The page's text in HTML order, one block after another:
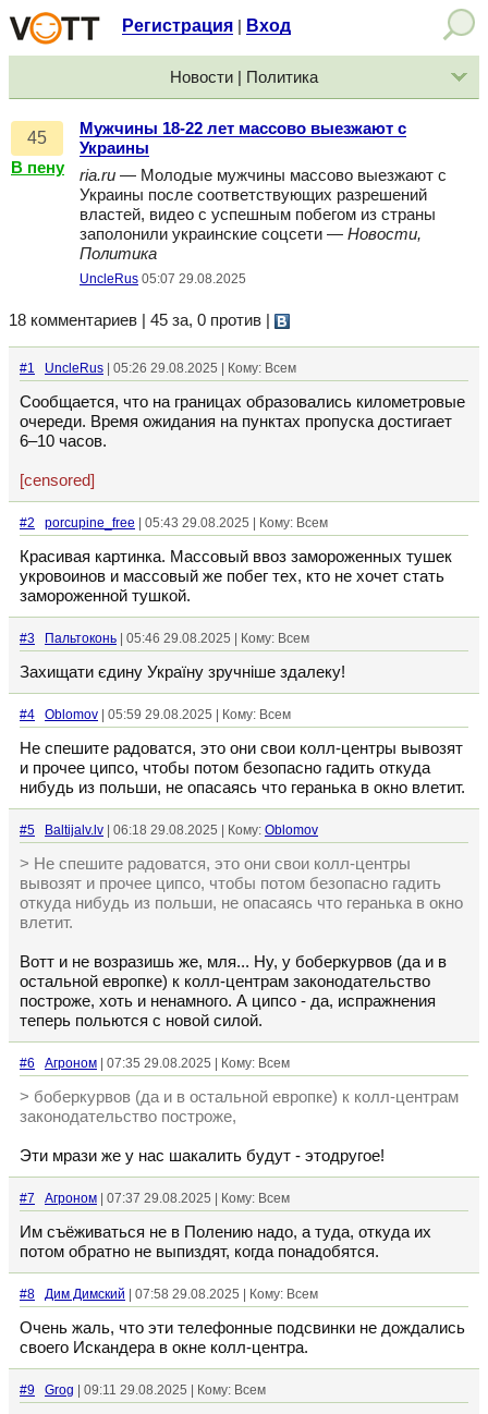
Регистрация Вход
Новости | Политика
45
В пену
Мужчины 18-22 лет массово выезжают с
Украины
ria.ru — Молодые мужчины массово выезжают с
Украины после соответствующих разрешений
властей, видео с успешным побегом из страны
заполонили украинские соцсети — Новости,
Политика
UncleRus 05:07 29.08.2025
18 комментариев | 45 за, 0 против
#1 UncleRus | 05:26 29.08.2025 | Кому: Всем
Сообщается, что на границах образовались километровые
очереди. Время ожидания на пунктах пропуска достигает
6–10 часов.
[censored]
#2 porcupine_free | 05:43 29.08.2025 | Кому: Всем
Красивая картинка. Массовый ввоз замороженных тушек
укровоинов и массовый же побег тех, кто не хочет стать
замороженной тушкой.
#3 Пальтоконь | 05:46 29.08.2025 | Кому: Всем
Захищати єдину Україну зручніше здалеку!
#4 Oblomov | 05:59 29.08.2025 | Кому: Всем
Не спешите радоватся, это они свои колл-центры вывозят
и прочее ципсо, чтобы потом безопасно гадить откуда
нибудь из польши, не опасаясь что геранька в окно влетит.
#5 Baltijalv.lv | 06:18 29.08.2025 | Кому: Oblomov
> Не спешите радоватся, это они свои колл-центры
вывозят и прочее ципсо, чтобы потом безопасно гадить
откуда нибудь из польши, не опасаясь что геранька в окно
влетит.
Вотт и не возразишь же, мля... Ну, у боберкурвов (да и в
остальной европке) к колл-центрам законодательство
построже, хоть и ненамного. А ципсо - да, испражнения
теперь польются с новой силой.
#6 Агроном | 07:35 29.08.2025 | Кому: Всем
> боберкурвов (да и в остальной европке) к колл-центрам
законодательство построже,
Эти мрази же у нас шакалить будут - этодругое!
#7 Агроном | 07:37 29.08.2025 | Кому: Всем
Им съёживаться не в Полению надо, а туда, откуда их
потом обратно не выпиздят, когда понадобятся.
#8 Дим Димский | 07:58 29.08.2025 | Кому: Всем
Очень жаль, что эти телефонные подсвинки не дождались
своего Искандера в окне колл-центра.
#9 Grog | 09:11 29.08.2025 | Кому: Всем